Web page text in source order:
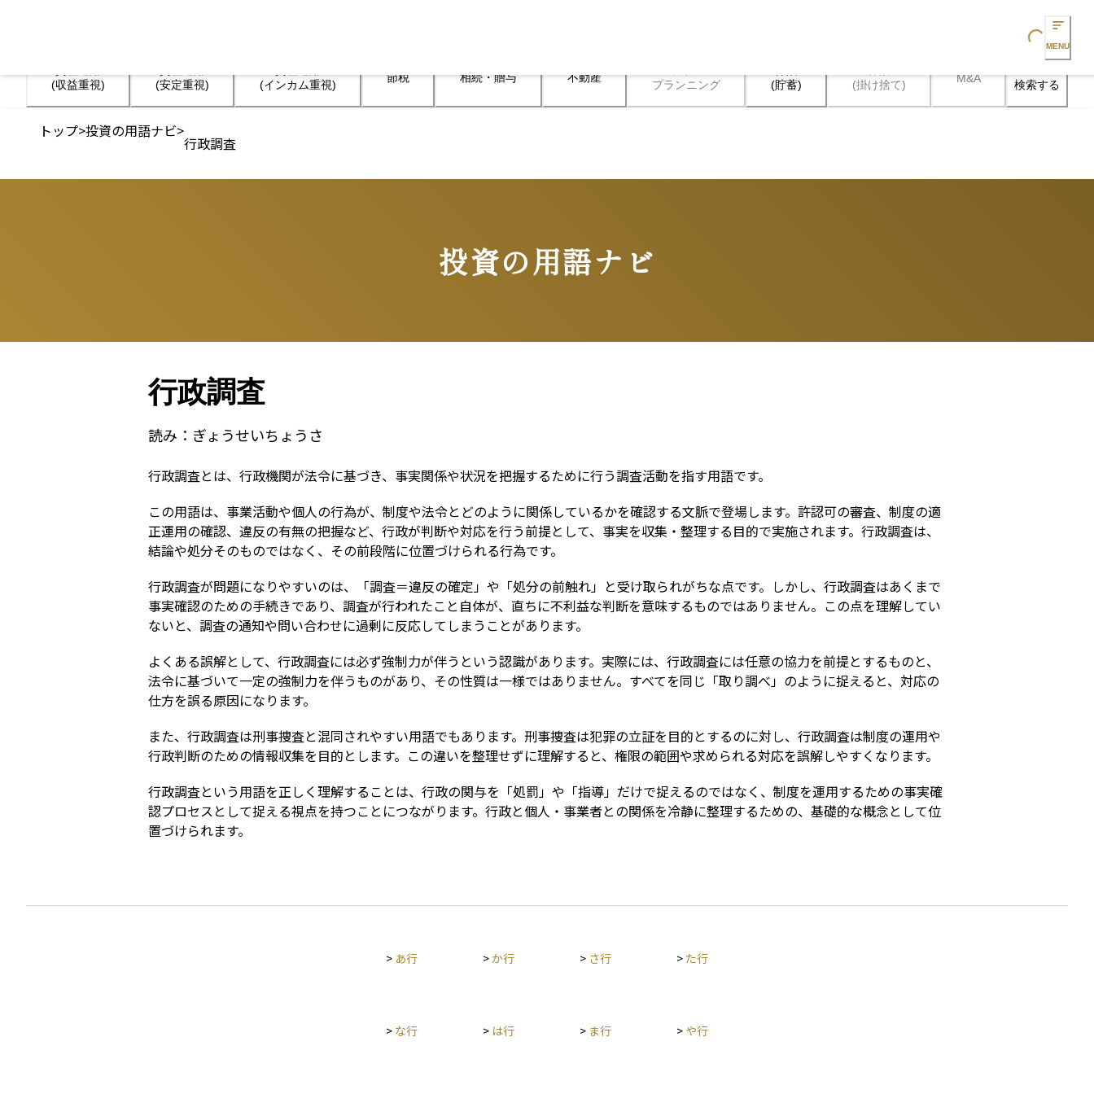
Loading...
MENU
(収益重視)
(安定重視)
(インカム重視)
節税 相続・贈与 不動産
プランニング
(貯蓄)
(掛け捨て)
M&A 検索する
トップ>投資の用語ナビ>
行政調査
投資の用語ナビ
Terms
行政調査
読み： ぎょうせいちょうさ
行政調査とは、行政機関が法令に基づき、事実関係や状況を把握するために行う調査活動を指す用語です。
この用語は、事業活動や個人の行為が、制度や法令とどのように関係しているかを確認する文脈で登場します。許認可の審査、制度の適
正運用の確認、違反の有無の把握など、行政が判断や対応を行う前提として、事実を収集・整理する目的で実施されます。行政調査は、
結論や処分そのものではなく、その前段階に位置づけられる行為です。
行政調査が問題になりやすいのは、「調査＝違反の確定」や「処分の前触れ」と受け取られがちな点です。しかし、行政調査はあくまで
事実確認のための手続きであり、調査が行われたこと自体が、直ちに不利益な判断を意味するものではありません。この点を理解してい
ないと、調査の通知や問い合わせに過剰に反応してしまうことがあります。
よくある誤解として、行政調査には必ず強制力が伴うという認識があります。実際には、行政調査には任意の協力を前提とするものと、
法令に基づいて一定の強制力を伴うものがあり、その性質は一様ではありません。すべてを同じ「取り調べ」のように捉えると、対応の
仕方を誤る原因になります。
また、行政調査は刑事捜査と混同されやすい用語でもあります。刑事捜査は犯罪の立証を目的とするのに対し、行政調査は制度の運用や
行政判断のための情報収集を目的とします。この違いを整理せずに理解すると、権限の範囲や求められる対応を誤解しやすくなります。
行政調査という用語を正しく理解することは、行政の関与を「処罰」や「指導」だけで捉えるのではなく、制度を運用するための事実確
認プロセスとして捉える視点を持つことにつながります。行政と個人・事業者との関係を冷静に整理するための、基礎的な概念として位
置づけられます。
> あ行 >か行 > さ行 > た行
> な行 > は行 > ま行 > や行